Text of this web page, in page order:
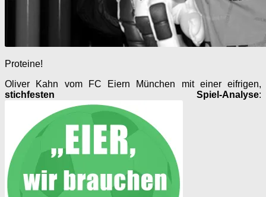
Proteine!
Oliver Kahn vom FC Eiern München mit einer eifrigen,
stichfesten Spiel-Analyse: